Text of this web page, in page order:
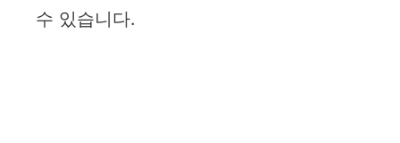
수 있습니다.